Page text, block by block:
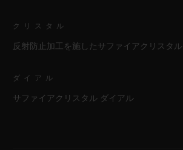
クリスタル
反射防止加工を施したサファイアクリスタル
ダイアル
サファイアクリスタル ダイアル